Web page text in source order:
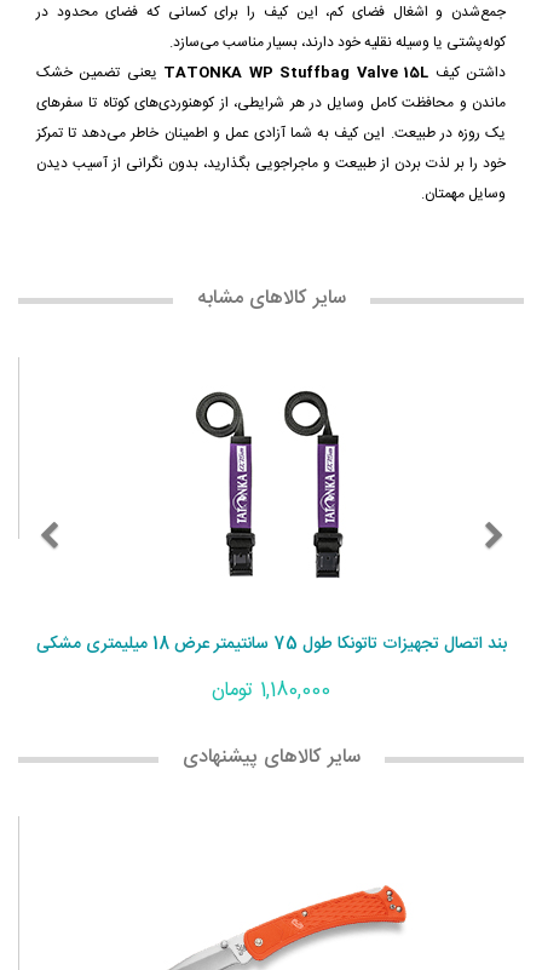
جمع‌شدن و اشغال فضای کم، این کیف را برای کسانی که فضای محدود در
کوله‌پشتی یا وسیله نقلیه خود دارند، بسیار مناسب می‌سازد.
داشتن کیف TATONKA WP Stuffbag Valve 15L یعنی تضمین خشک
ماندن و محافظت کامل وسایل در هر شرایطی، از کوهنوردی‌های کوتاه تا سفرهای
یک روزه در طبیعت. این کیف به شما آزادی عمل و اطمینان خاطر می‌دهد تا تمرکز
خود را بر لذت بردن از طبیعت و ماجراجویی بگذارید، بدون نگرانی از آسیب دیدن
وسایل مهمتان.
سایر کالاهای مشابه
بند اتصال تجهیزات تاتونکا طول 75 سانتیمتر عرض 18 میلیمتری مشکی
1,180,000 تومان
سایر کالاهای پیشنهادی